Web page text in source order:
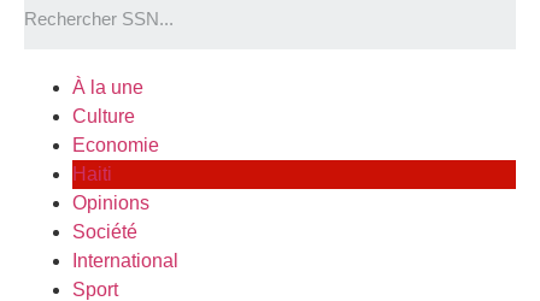
À la une
Culture
Economie
Haiti
Opinions
Société
International
Sport